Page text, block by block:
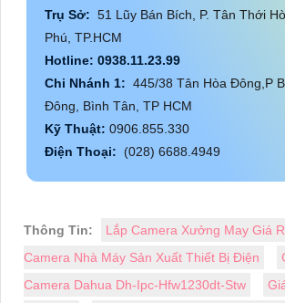
Trụ Sở: 51 Lũy Bán Bích, P. Tân Thới
Phú, TP.HCM
Hotline: 0938.11.23.99
Chi Nhánh 1: 445/38 Tân Hòa Đông,P
Đông, Bình Tân, TP HCM
Kỹ Thuật: 0906.855.330
Điện Thoại: (028) 6688.4949
Thông Tin: Lắp Camera Xưởng May Giá
Camera Nhà Máy Sản Xuất Thiết Bị Điện
Camera Dahua Dh-Ipc-Hfw1230dt-Stw